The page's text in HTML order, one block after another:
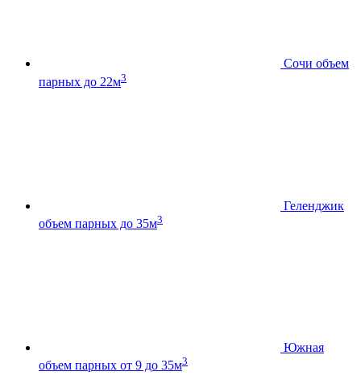
Сочи объем
парных до 22м3
Геленджик
объем парных до 35м3
Южная
объем парных от 9 до 35м3